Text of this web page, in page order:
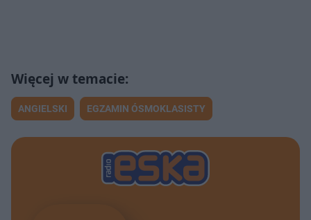
ANGIELSKI EGZAMIN ÓSMOKLASISTY